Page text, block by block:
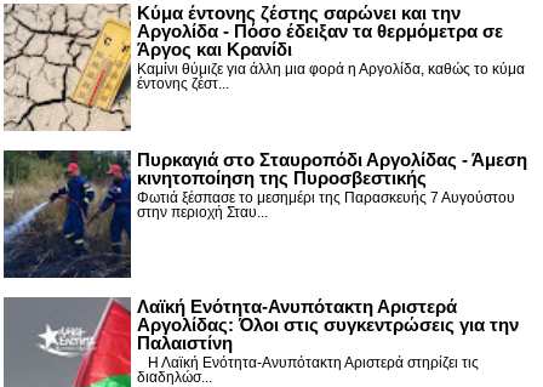
Κύμα έντονης ζέστης σαρώνει και την
Αργολίδα - Πόσο έδειξαν τα θερμόμετρα σε
Άργος και Κρανίδι
Καμίνι θύμιζε για άλλη μια φορά η Αργολίδα, καθώς το κύμα
έντονης ζέστ...
Πυρκαγιά στο Σταυροπόδι Αργολίδας - Άμεση
κινητοποίηση της Πυροσβεστικής
Φωτιά ξέσπασε το μεσημέρι της Παρασκευής 7 Αυγούστου
στην περιοχή Σταυ...
Λαϊκή Ενότητα-Ανυπότακτη Αριστερά
Αργολίδας: Όλοι στις συγκεντρώσεις για την
Παλαιστίνη
Η Λαϊκή Ενότητα-Ανυπότακτη Αριστερά στηρίζει τις
διαδηλώσ...